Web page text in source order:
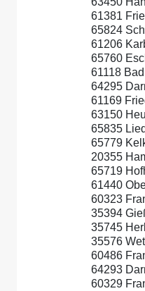
61381
65824
61206
65760
61118
64295
61169
63150
65835
65779
20355
65719
61440
60323
35394
35745
35576
60486
64293
60329